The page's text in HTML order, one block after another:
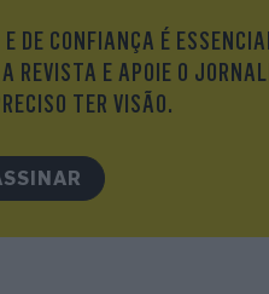
problemas do nosso
DE CONFIANÇA É
REVISTA E APOIE O
TER VISÃO.